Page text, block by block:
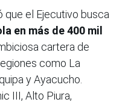
que el Ejecutivo busca
en más de 400 mil
cartera de
como La
y Ayacucho.
III, Alto Piura,